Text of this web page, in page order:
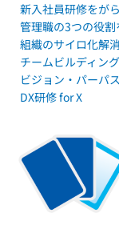
新入社員研修をが
管理職の3つの役
組織のサイロ化解
チームビルディン
ビジョン・パーパ
DX研修 for X